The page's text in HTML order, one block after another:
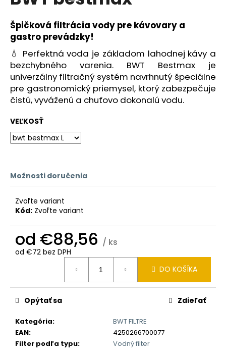
z
5
hviezdičiek.
Špičková filtrácia vody pre kávovary a
gastro prevádzky!
💧 Perfektná voda je základom lahodnej kávy a
bezchybného varenia. BWT Bestmax je
univerzálny filtračný systém navrhnutý špeciálne
pre gastronomický priemysel, ktorý zabezpečuje
čistú, vyváženú a chuťovo dokonalú vodu.
VEĽKOSŤ
Možnosti doručenia
Zvoľte variant
Kód: Zvoľte variant
od €88,56 / ks
od €72 bez DPH
DO KOŠÍKA
Kategória:
BWT FILTRE
EAN:
4250266700077
Filter podľa typu: Vodný filter
Opýtať sa Zdieľať
j
s
ť
?
d
p
ú
č
a
m